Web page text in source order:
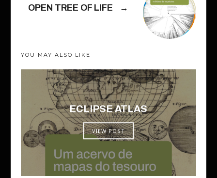
OPEN TREE OF LIFE →
YOU MAY ALSO LIKE
ECLIPSE ATLAS
VIEW POST